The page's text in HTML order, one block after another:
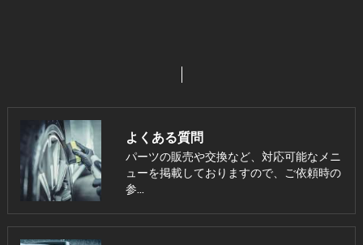
よくある質問
パーツの販売や交換など、対応可能なメニ
ューを掲載しておりますので、ご依頼時の
参…